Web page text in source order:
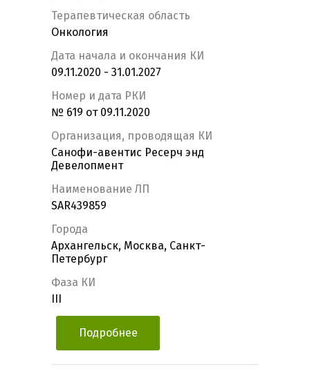
Терапевтическая область
Онкология
Дата начала и окончания КИ
09.11.2020 - 31.01.2027
Номер и дата РКИ
№ 619 от 09.11.2020
Организация, проводящая КИ
Санофи-авентис Ресерч энд
Девелопмент
Наименование ЛП
SAR439859
Города
Архангельск, Москва, Санкт-
Петербург
Фаза КИ
Подробнее